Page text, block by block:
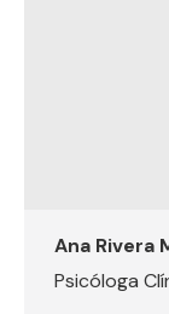
Ana Rivera
Psicóloga